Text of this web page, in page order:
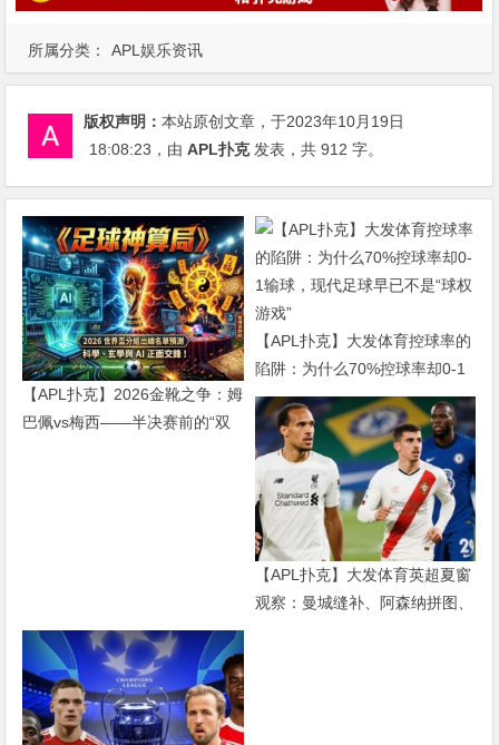
所属分类： APL娱乐资讯
版权声明：本站原创文章，于2023年10月19日
18:08:23 ，由APL扑克发表，共 912 字。
【APL扑克】2026金靴之争：姆
巴佩vs梅西——半决赛前的“双
【APL扑克】大发体育控球率的
陷阱：为什么70%控球率却0-1
输球，现代足球早已不是“球权
游戏”
【APL扑克】大发体育英超夏窗
观察：曼城缝补、阿森纳拼图、